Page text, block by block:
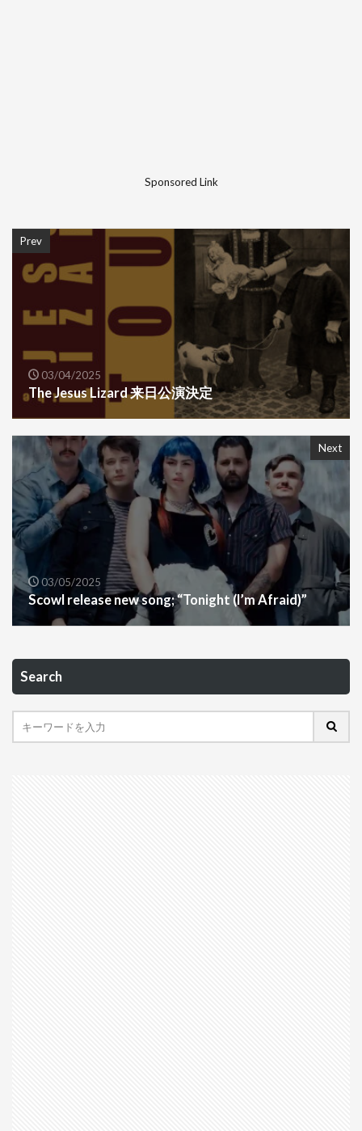
Sponsored Link
Prev
03/04/2025
The Jesus Lizard 来日公演決定
Next
03/05/2025
Scowl release new song; “Tonight (I’m Afraid)”
Search